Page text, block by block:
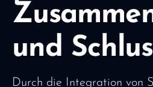
und
Durch die Integration von